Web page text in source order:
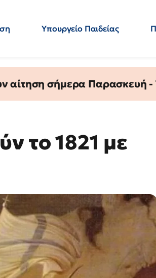
Υπουργείο Παιδείας
αίτηση σήμερα Παρασκευή -
το 1821 με